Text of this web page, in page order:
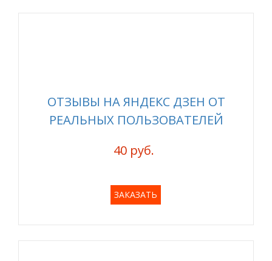
ОТЗЫВЫ НА ЯНДЕКС ДЗЕН ОТ
РЕАЛЬНЫХ ПОЛЬЗОВАТЕЛЕЙ
40 руб.
ЗАКАЗАТЬ